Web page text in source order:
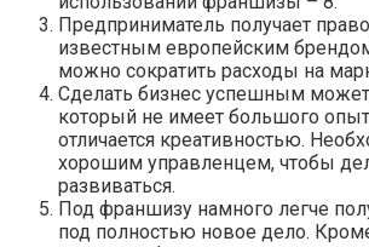
Предприниматель получает
известным европейским
можно сократить расходы на
Сделать бизнес успешным
который не имеет большого
отличается креативностью.
хорошим управленцем, чтобы
развиваться.
Под франшизу намного легче
под полностью новое дело.